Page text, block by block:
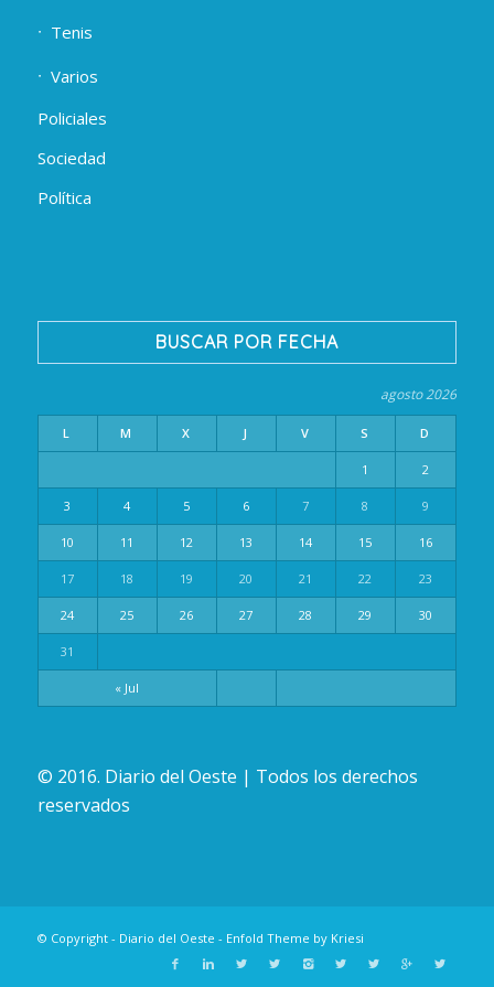
Tenis
Varios
Policiales
Sociedad
Política
BUSCAR POR FECHA
agosto 2026
L M X J V S D
« Jul
1 2
3 4 5 6 7 8 9
10 11 12 13 14 15 16
17 18 19 20 21 22 23
24 25 26 27 28 29 30
31
© 2016. Diario del Oeste | Todos los derechos
reservados
© Copyright - Diario del Oeste - Enfold Theme by Kriesi